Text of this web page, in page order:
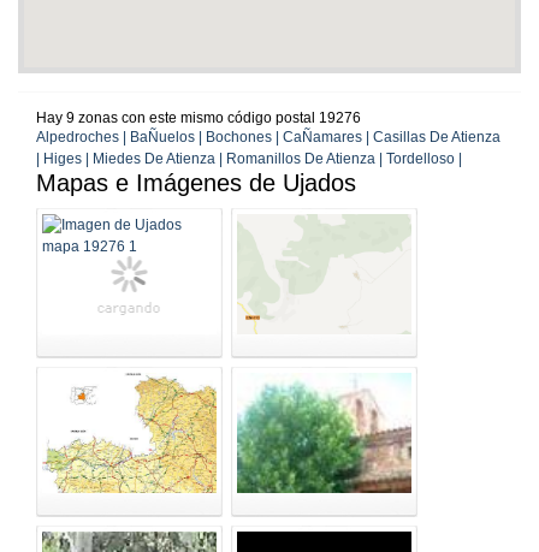
Hay 9 zonas con este mismo código postal 19276
Alpedroches | BaÑuelos | Bochones | CaÑamares | Casillas De Atienza
| Higes | Miedes De Atienza | Romanillos De Atienza | Tordelloso |
Mapas e Imágenes de Ujados